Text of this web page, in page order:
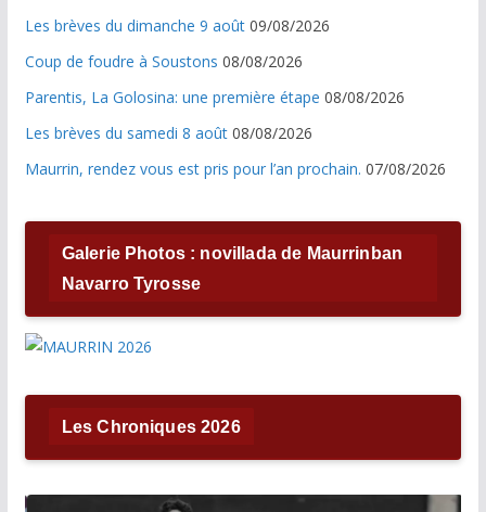
Les brèves du dimanche 9 août 09/08/2026
Coup de foudre à Soustons 08/08/2026
Parentis, La Golosina: une première étape 08/08/2026
Les brèves du samedi 8 août 08/08/2026
Maurrin, rendez vous est pris pour l’an prochain. 07/08/2026
Galerie Photos : novillada de Maurrinban
Navarro Tyrosse
Les Chroniques 2026